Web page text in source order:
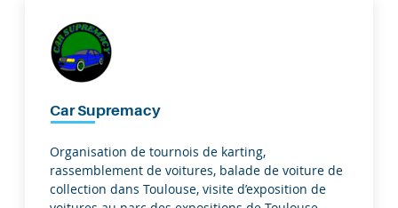
Car Supremacy
Organisation de tournois de karting,
rassemblement de voitures, balade de voiture de
collection dans Toulouse, visite d’exposition de